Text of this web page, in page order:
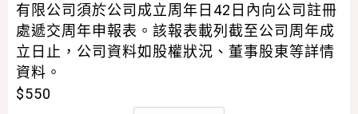
有限公司須於公司成立周年日42日內向公司註冊
處遞交周年申報表。該報表載列截至公司周年成
立日止，公司資料如股權狀況、董事股東等詳情
資料。
$550